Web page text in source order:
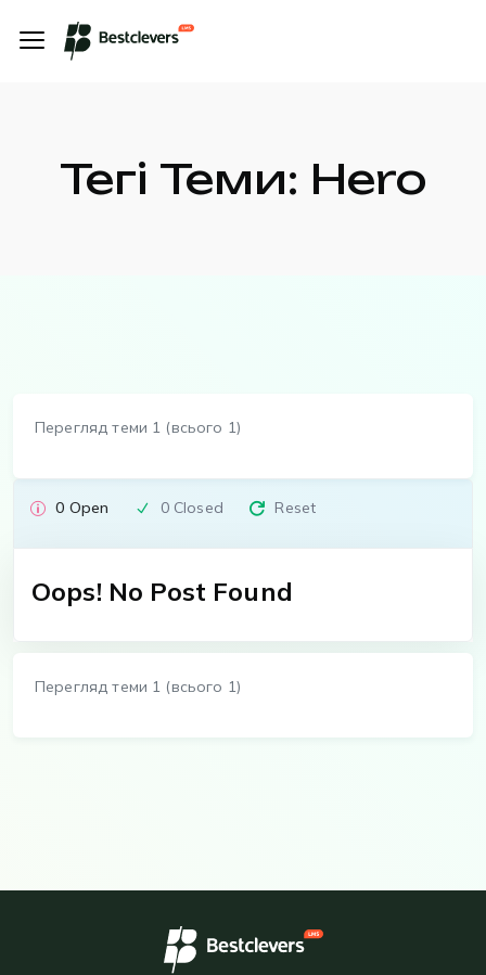
Тегі Теми: Hero
Перегляд теми 1 (всього 1)
0 Open 0 Closed Reset
Oops! No Post Found
Перегляд теми 1 (всього 1)